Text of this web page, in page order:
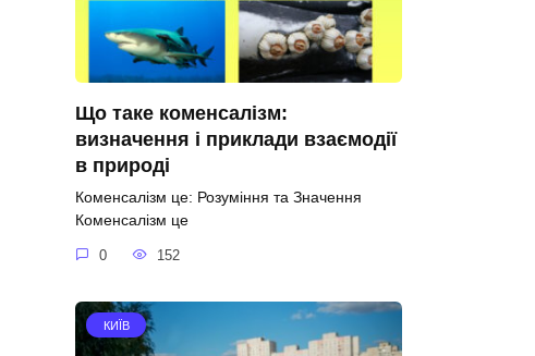
Що таке коменсалізм:
визначення і приклади взаємодії
в природі
Коменсалізм це: Розуміння та Значення
Коменсалізм це
0 152
КИЇВ